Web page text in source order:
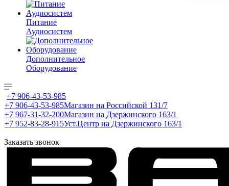
Питание
Аудиосистем
Дополнительное
Оборудование
+7 906-43-53-985
+7 906-43-53-985Магазин на Российской 131/7
+7 967-31-32-200Магазин на Дзержинского 163/1
+7 952-83-28-915Уст.Центр на Дзержинского 163/1
Заказать звонок